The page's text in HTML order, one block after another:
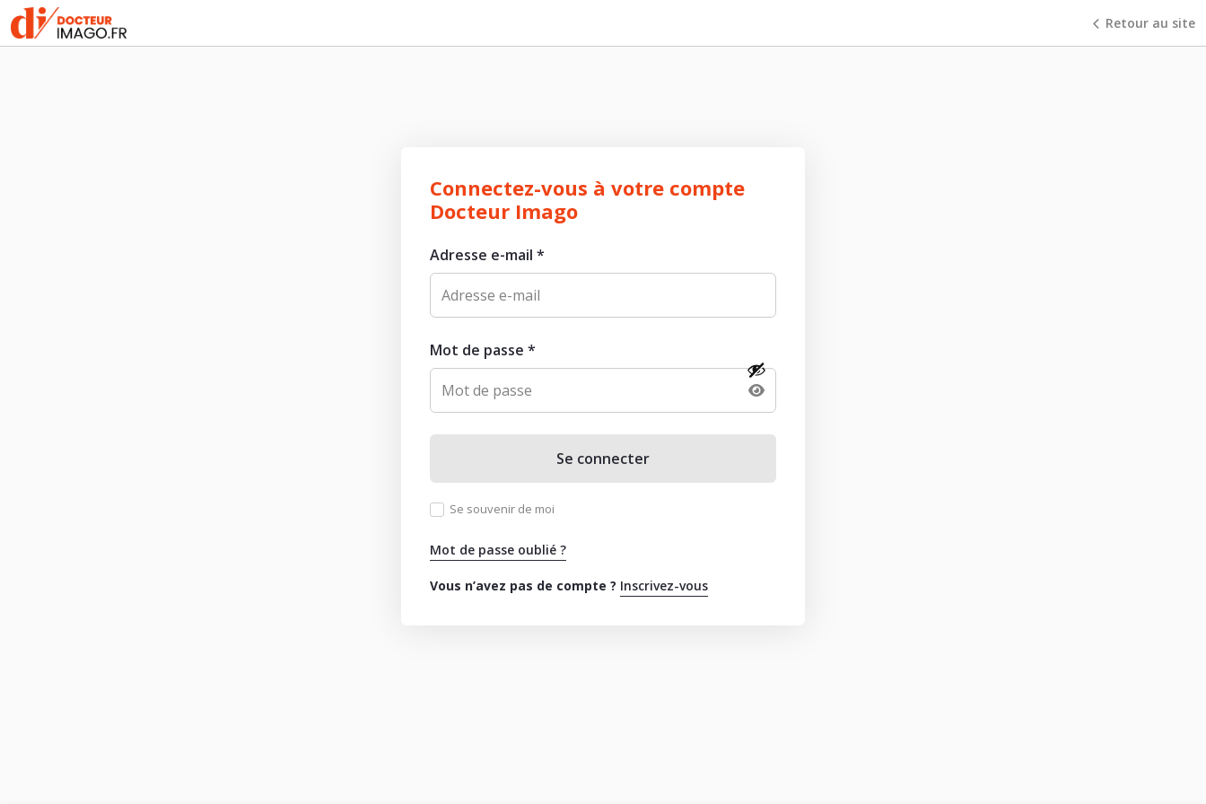
Retour au site
Connectez-vous à votre compte
Docteur Imago
Adresse e-mail *
Mot de passe *
Se connecter
Se souvenir de moi
Mot de passe oublié ?
Vous n’avez pas de compte ? Inscrivez-vous